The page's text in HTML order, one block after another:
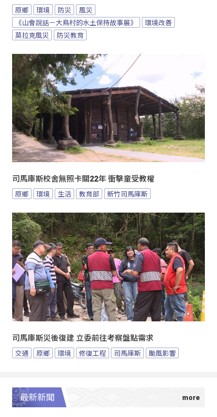
原鄉 環境 防災
風災
《山會說話－大鳥村的水土保持故事展》
環境改善
莫拉克風災
防災教育
司馬庫斯校舍無照卡關22年 衝擊童受教權
原鄉 環境 生活 教育部 新竹司馬庫斯
司馬庫斯災後復建 立委前往考察盤點需求
交通 原鄉 環境 修復工程 司馬庫斯 颱風影響
最新新聞